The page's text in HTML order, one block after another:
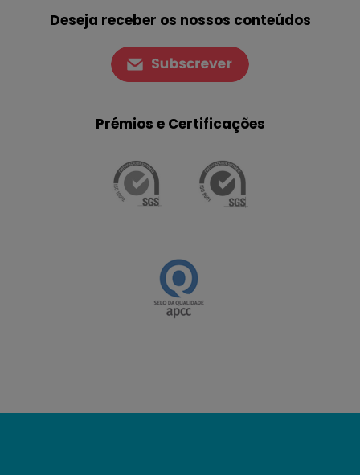
Deseja receber os nossos conteúdos
Prémios e Certificações